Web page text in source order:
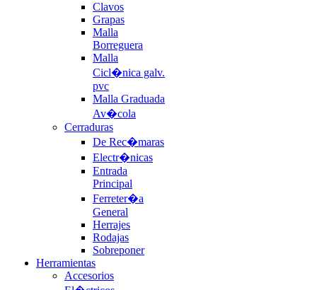
Clavos
Grapas
Malla
Borreguera
Malla
Cicl�nica galv.
pvc
Malla Graduada
Av�cola
Cerraduras
De Rec�maras
Electr�nicas
Entrada
Principal
Ferreter�a
General
Herrajes
Rodajas
Sobreponer
Herramientas
Accesorios